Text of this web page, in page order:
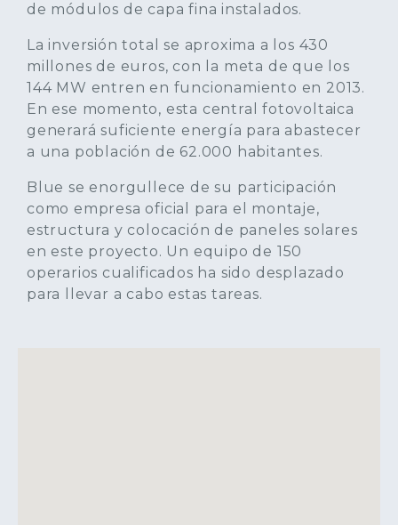
de módulos de capa fina instalados.
La inversión total se aproxima a los 430
millones de euros, con la meta de que los
144 MW entren en funcionamiento en 2013.
En ese momento, esta central fotovoltaica
generará suficiente energía para abastecer
a una población de 62.000 habitantes.
Blue se enorgullece de su participación
como empresa oficial para el montaje,
estructura y colocación de paneles solares
en este proyecto. Un equipo de 150
operarios cualificados ha sido desplazado
para llevar a cabo estas tareas.